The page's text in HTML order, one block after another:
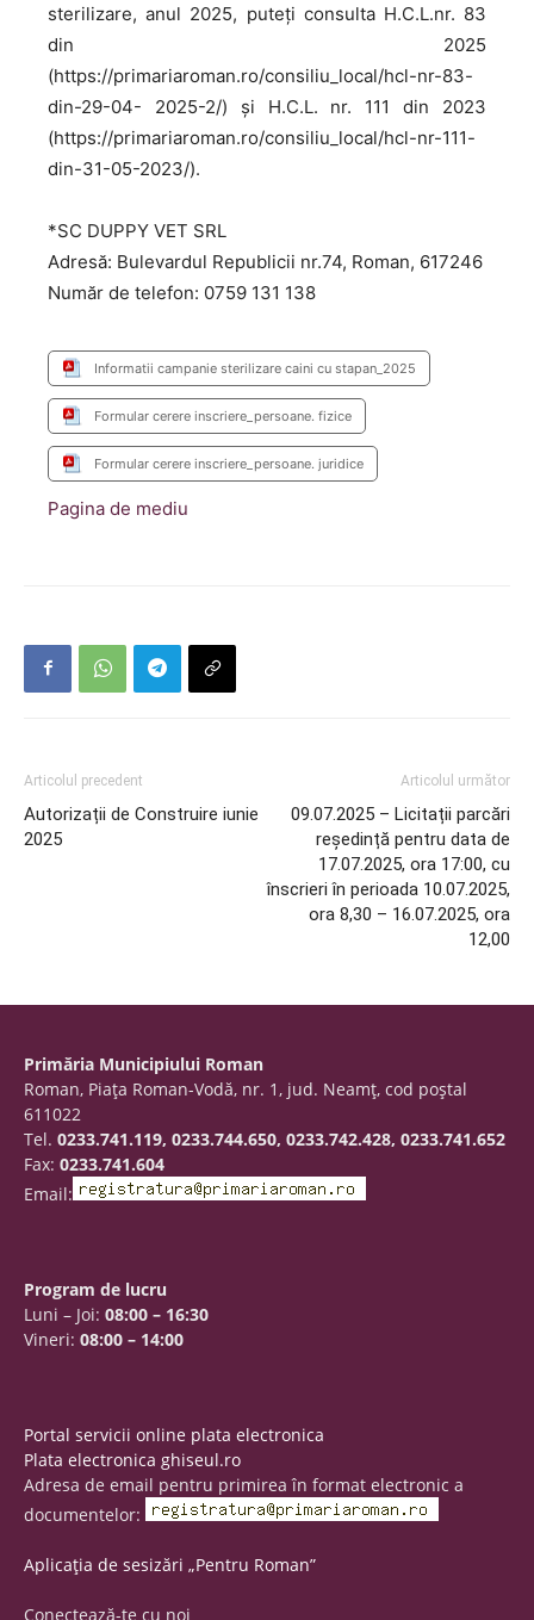
sterilizare, anul 2025, puteți consulta H.C.L.nr. 83
din 2025
(https://primariaroman.ro/consiliu_local/hcl-nr-83-
din-29-04- 2025-2/) și H.C.L. nr. 111 din 2023
(https://primariaroman.ro/consiliu_local/hcl-nr-111-
din-31-05-2023/).
*SC DUPPY VET SRL
Adresă: Bulevardul Republicii nr.74, Roman, 617246
Număr de telefon: 0759 131 138
Informatii campanie sterilizare caini cu stapan_2025
Formular cerere inscriere_persoane. fizice
Formular cerere inscriere_persoane. juridice
Pagina de mediu
Articolul precedent
Autorizații de Construire iunie
2025
Articolul următor
09.07.2025 – Licitații parcări
reședință pentru data de
17.07.2025, ora 17:00, cu
înscrieri în perioada 10.07.2025,
ora 8,30 – 16.07.2025, ora
12,00
Primăria Municipiului Roman
Roman, Piaţa Roman-Vodă, nr. 1, jud. Neamţ, cod poştal
611022
Tel. 0233.741.119, 0233.744.650, 0233.742.428, 0233.741.652
Fax: 0233.741.604
Email:
Program de lucru
Luni – Joi: 08:00 – 16:30
Vineri: 08:00 – 14:00
Portal servicii online plata electronica
Plata electronica ghiseul.ro
Adresa de email pentru primirea în format electronic a
documentelor:
Aplicația de sesizări „Pentru Roman”
Conectează-te cu noi